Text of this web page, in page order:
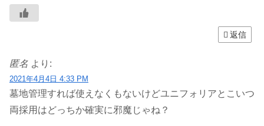
返信
匿名 より:
2021年4月4日 4:33 PM
墓地管理すれば使えなくもないけどユニフォリアとこいつ
両採用はどっちか確実に邪魔じゃね？